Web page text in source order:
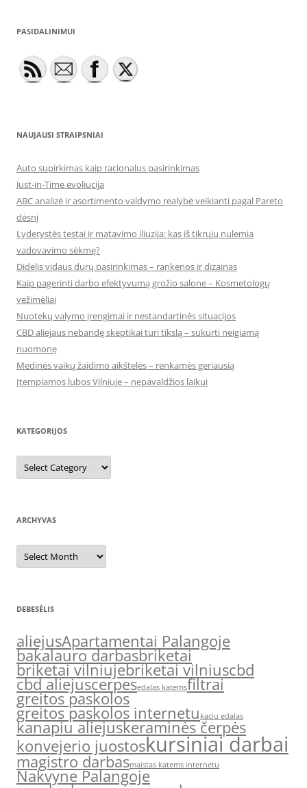
PASIDALINIMUI
NAUJAUSI STRAIPSNIAI
Auto supirkimas kaip racionalus pasirinkimas
Just-in-Time evoliucija
ABC analizė ir asortimento valdymo realybė veikianti pagal Pareto
dėsnį
Lyderystės testai ir matavimo iliuzija: kas iš tikrųjų nulemia
vadovavimo sėkmę?
Didelis vidaus durų pasirinkimas – rankenos ir dizainas
Kaip pagerinti darbo efektyvumą grožio salone – Kosmetologų
vežimėliai
Nuotekų valymo įrengimai ir nestandartinės situacijos
CBD aliejaus nebandę skeptikai turi tikslą – sukurti neigiamą
nuomonę
Medinės vaikų žaidimo aikštelės – renkamės geriausią
Įtempiamos lubos Vilniuje – nepavaldžios laikui
KATEGORIJOS
Kategorijos
ARCHYVAS
Archyvas
DEBESĖLIS
aliejusApartamentai Palangoje
bakalauro darbasbriketai
briketai vilniujebriketai vilniuscbd
cbd aliejuscerpesedalas katemsfiltrai
greitos paskolos
greitos paskolos internetu kaciu edalas
kanapiu aliejuskeraminės čerpės
konvejerio juostoskursiniai darbai
magistro darbasmaistas katems internetu
Nakvyne Palangoje